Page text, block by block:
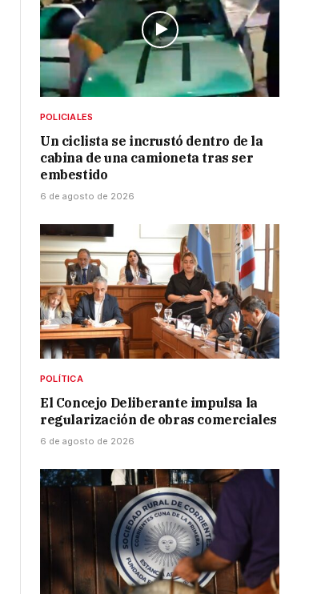
POLICIALES
Un ciclista se incrustó dentro de la
cabina de una camioneta tras ser
embestido
6 de agosto de 2026
POLÍTICA
El Concejo Deliberante impulsa la
regularización de obras comerciales
6 de agosto de 2026